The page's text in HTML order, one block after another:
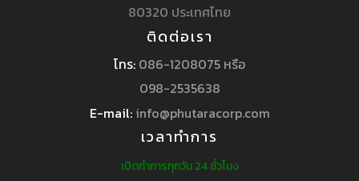
80320 ประเทศไทย
ติดต่อเรา
โทร: 086-1208075 หรือ
098-2535638
E-mail: info@phutaracorp.com
เวลาทำการ
เปิดทำการทุกวัน 24 ชั่วโมง